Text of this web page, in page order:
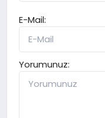
E-Mail:
Yorumunuz: